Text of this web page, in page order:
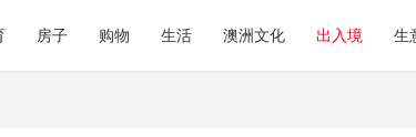
房子 购物 生活 澳洲文化 出入境 生